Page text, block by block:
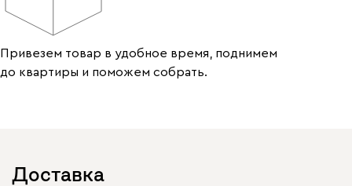
Привезем товар в удобное время, поднимем
до квартиры и поможем собрать.
Доставка